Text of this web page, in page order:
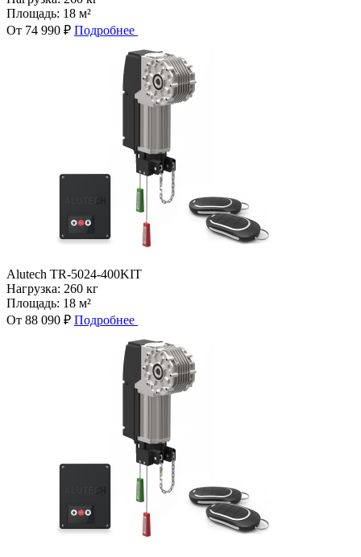
Площадь: 18 м²
От 74 990 ₽ Подробнее
Alutech TR-5024-400KIT
Нагрузка: 260 кг
Площадь: 18 м²
От 88 090 ₽ Подробнее